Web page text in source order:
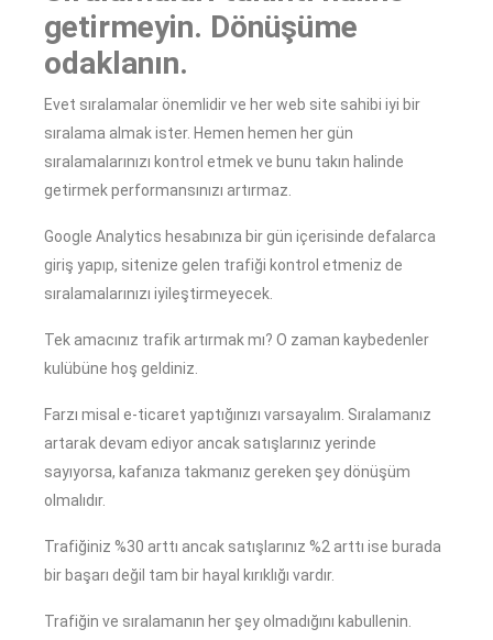
getirmeyin. Dönüşüme
odaklanın.
Evet sıralamalar önemlidir ve her web site sahibi iyi bir
sıralama almak ister. Hemen hemen her gün
sıralamalarınızı kontrol etmek ve bunu takın halinde
getirmek performansınızı artırmaz.
Google Analytics hesabınıza bir gün içerisinde defalarca
giriş yapıp, sitenize gelen trafiği kontrol etmeniz de
sıralamalarınızı iyileştirmeyecek.
Tek amacınız trafik artırmak mı? O zaman kaybedenler
kulübüne hoş geldiniz.
Farzı misal e-ticaret yaptığınızı varsayalım. Sıralamanız
artarak devam ediyor ancak satışlarınız yerinde
sayıyorsa, kafanıza takmanız gereken şey dönüşüm
olmalıdır.
Trafiğiniz %30 arttı ancak satışlarınız %2 arttı ise burada
bir başarı değil tam bir hayal kırıklığı vardır.
Trafiğin ve sıralamanın her şey olmadığını kabullenin.